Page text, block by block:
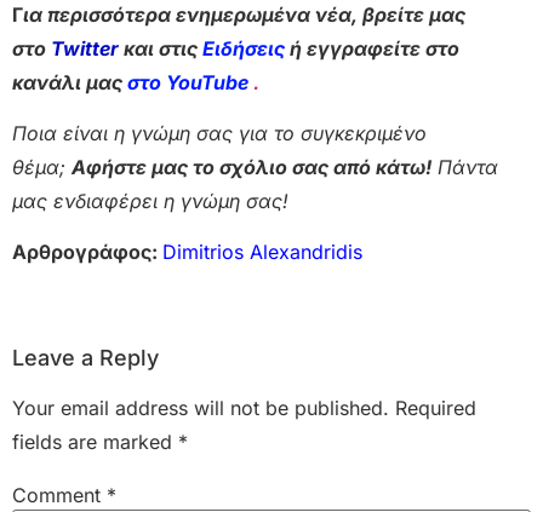
Για περισσότερα ενημερωμένα νέα, βρείτε μας
στο Twitter και στις Ειδήσεις ή εγγραφείτε στο
κανάλι μας στο YouTube .
Ποια είναι η γνώμη σας για το συγκεκριμένο
θέμα;Αφήστε μας το σχόλιο σας από κάτω! Πάντα
μας ενδιαφέρει η γνώμη σας!
Αρθρογράφος: Dimitrios Alexandridis
Leave a Reply
Your email address will not be published. Required
fields are marked *
Comment *